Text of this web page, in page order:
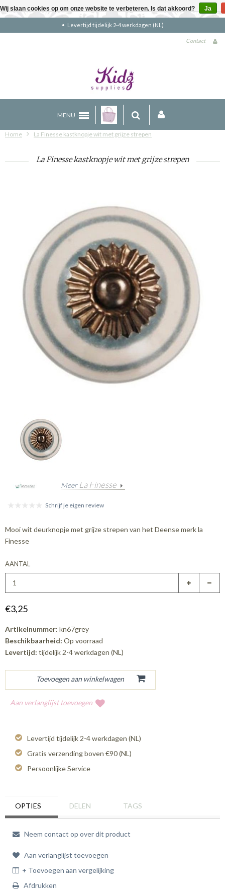
Gratis verzending boven €90 (NL)
Contact
MENU
Home La Finesse kastknopje wit met grijze strepen
La Finesse kastknopje wit met grijze strepen
Meer La Finesse
Schrijf je eigen review
Mooi wit deurknopje met grijze strepen van het Deense merk la
Finesse
AANTAL
€3,25
Artikelnummer: kn67grey
Beschikbaarheid: Op voorraad
Levertijd: tijdelijk 2-4 werkdagen (NL)
Aan verlanglijst toevoegen
Levertijd tijdelijk 2-4 werkdagen (NL)
Gratis verzending boven €90 (NL)
Persoonlijke Service
OPTIES DELEN TAGS
Neem contact op over dit product
Aan verlanglijst toevoegen
+ Toevoegen aan vergelijking
Afdrukken
Wij slaan cookies op om onze website te verbeteren. Is dat akkoord? Ja